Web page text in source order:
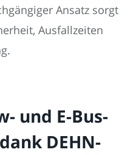
Ansatz sorgt
Ausfallzeiten
und E-Bus-
DEHN-